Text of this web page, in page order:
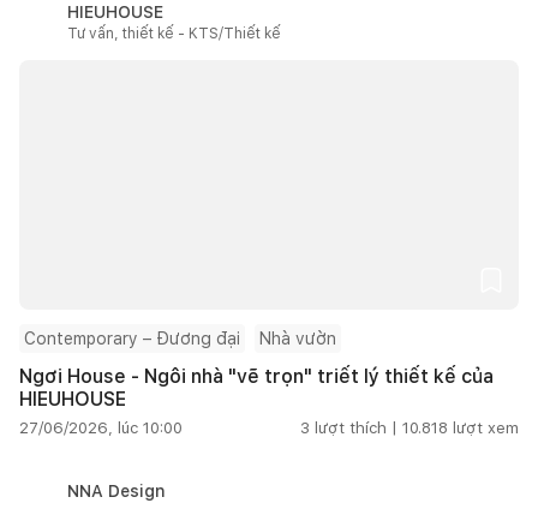
HIEUHOUSE
Tư vấn, thiết kế - KTS/Thiết kế
Contemporary – Đương đại Nhà vườn
Ngơi House - Ngôi nhà "vẽ trọn" triết lý thiết kế của
HIEUHOUSE
27/06/2026, lúc 10:00 3 lượt thích | 10.818 lượt xem
NNA Design